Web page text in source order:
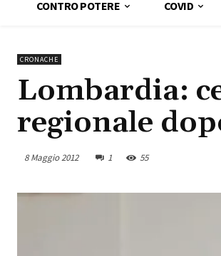
CONTRO POTERE COVID
CRONACHE
Lombardia:
regionale
8 Maggio 2012 1 55